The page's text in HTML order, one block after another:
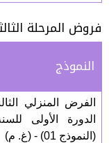
فروض المرحلة
النموذج
الفرض المنزلي
الدورة الأولى
(النموذج 01) - (غ. م)